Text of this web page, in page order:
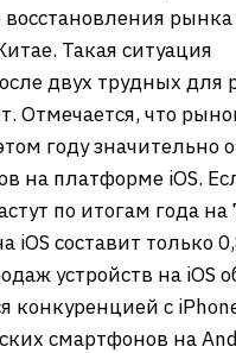
восстановления
Такая ситуация
двух трудных для
Отмечается, что
году значительно
на платформе iOS.
по итогам года на
iOS составит только
устройств на iOS
конкуренцией с
смартфонов на